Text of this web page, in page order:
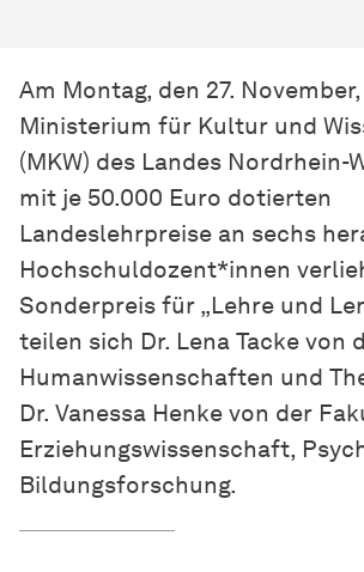
Am Montag, den 27.
Ministerium für Kultur und
(MKW) des Landes Nordrhein-
mit je 50.000 Euro dotierten
Landeslehrpreise an sechs
Hochschuldozent*innen
Sonderpreis für „Lehre und
teilen sich Dr. Lena Tacke von
Humanwissenschaften und
Dr. Vanessa Henke von der
Erziehungswissenschaft,
Bildungsforschung.